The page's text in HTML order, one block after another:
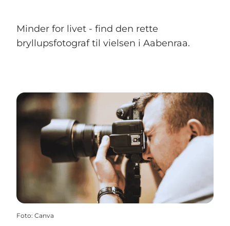
Planlæg din tur
Minder for livet - find den rette
bryllupsfotograf til vielsen i Aabenraa.
Foto: Canva